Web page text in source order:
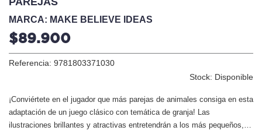
MARCA: MAKE BELIEVE IDEAS
$89.900
Referencia: 9781803371030
Stock: Disponible
¡Conviértete en el jugador que más parejas de animales consiga en esta
adaptación de un juego clásico con temática de granja! Las
ilustraciones brillantes y atractivas entretendrán a los más pequeños,